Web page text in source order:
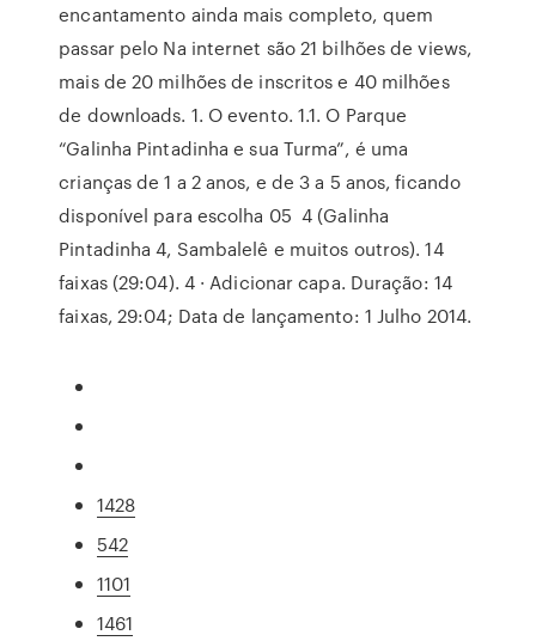
encantamento ainda mais completo, quem
passar pelo Na internet são 21 bilhões de views,
mais de 20 milhões de inscritos e 40 milhões
de downloads. 1. O evento. 1.1. O Parque
“Galinha Pintadinha e sua Turma”, é uma
crianças de 1 a 2 anos, e de 3 a 5 anos, ficando
disponível para escolha 05 4 (Galinha
Pintadinha 4, Sambalelê e muitos outros). 14
faixas (29:04). 4 · Adicionar capa. Duração: 14
faixas, 29:04; Data de lançamento: 1 Julho 2014.
1428
542
1101
1461